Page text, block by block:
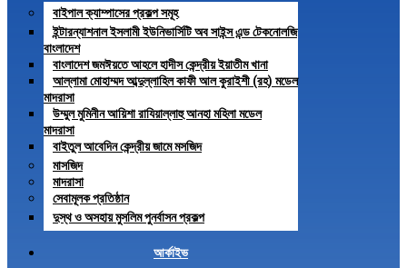
বাইপাল ক্যাম্পাসের প্রকল্প সমূহ
ইন্টারন্যাশনাল ইসলামী ইউনিভার্সিটি অব সাইন্স এন্ড টেকনোলজি
বাংলাদেশ
বাংলাদেশ জমঈয়তে আহলে হাদীস কেন্দ্রীয় ইয়াতীম খানা
আল্লামা মোহাম্মদ আব্দুল্লাহিল কাফী আল কুরাইশী (রহ) মডেল
মাদরাসা
উম্মুল মুমিনীন আয়িশা রাযিয়াল্লাহু আনহা মহিলা মডেল
মাদরাসা
বাইতুল আবেদিন কেন্দ্রীয় জামে মসজিদ
মাসজিদ
মাদরাসা
সেবামূলক প্রতিষ্ঠান
দুস্থ ও অসহায় মুসলিম পুনর্বাসন প্রকল্প
আর্কাইভ